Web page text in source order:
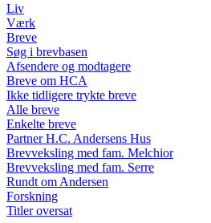
Liv
Værk
Breve
Søg i brevbasen
Afsendere og modtagere
Breve om HCA
Ikke tidligere trykte breve
Alle breve
Enkelte breve
Partner H.C. Andersens Hus
Brevveksling med fam. Melchior
Brevveksling med fam. Serre
Rundt om Andersen
Forskning
Titler oversat